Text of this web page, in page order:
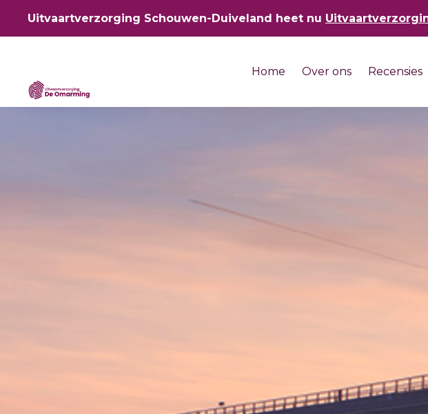
Uitvaartverzorging Schouwen-Duiveland heet nu
Home Over ons Recensies